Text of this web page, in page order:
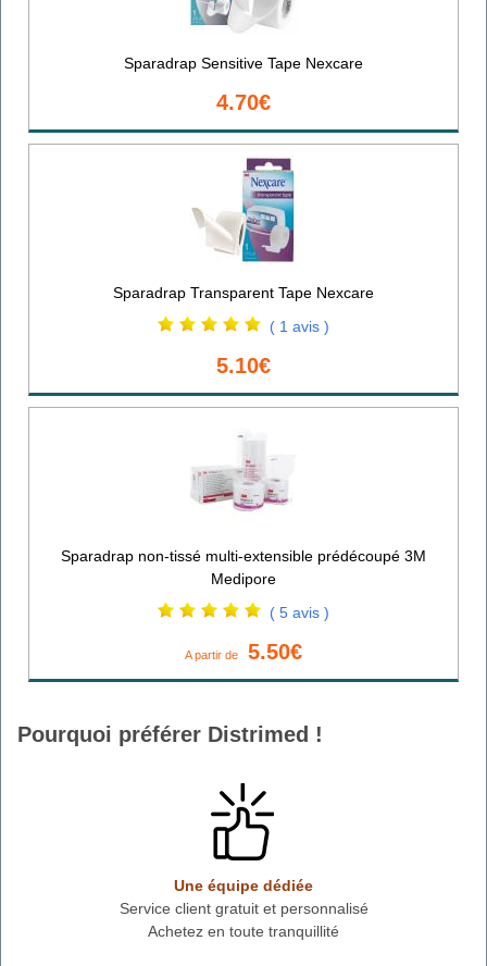
Sparadrap Sensitive Tape Nexcare
4.70€
Sparadrap Transparent Tape Nexcare
( 1 avis )
5.10€
Sparadrap non-tissé multi-extensible prédécoupé 3M
Medipore
( 5 avis )
A partir de 5.50€
Pourquoi préférer Distrimed !
Une équipe dédiée
Service client gratuit et personnalisé
Achetez en toute tranquillité